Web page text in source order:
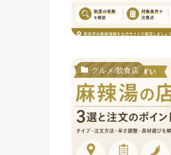
グルメ/飲食店